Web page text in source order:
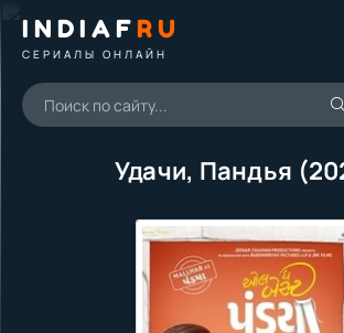
INDIAFRU
СЕРИАЛЫ ОНЛАЙН
Удачи, Пандья